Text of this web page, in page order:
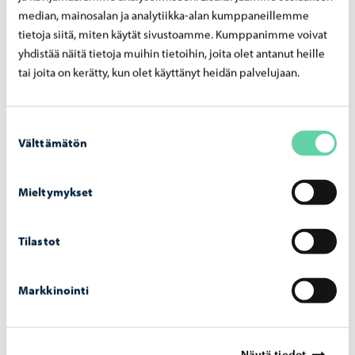
median, mainosalan ja analytiikka-alan kumppaneillemme
tietoja siitä, miten käytät sivustoamme. Kumppanimme voivat
yhdistää näitä tietoja muihin tietoihin, joita olet antanut heille
tai joita on kerätty, kun olet käyttänyt heidän palvelujaan.
valinta
Välttämätön
Mieltymykset
Tilastot
Markkinointi
Nuoret-12.06.2026
Por­vool­le myön­net­tiin uusi kah­den vuo­den
kun­ta­na